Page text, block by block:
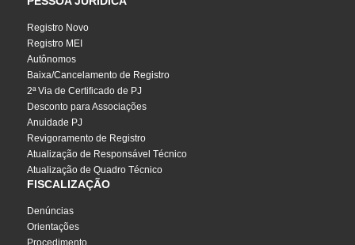
Registro Novo
Registro MEI
Autônomos
Baixa/Cancelamento de Registro
2ª Via de Certificado de PJ
Desconto para Associações
Anuidade PJ
Revigoramento de Registro
Atualização de Responsável Técnico
Atualização de Quadro Técnico
FISCALIZAÇÃO
Denúncias
Orientações
Procedimento